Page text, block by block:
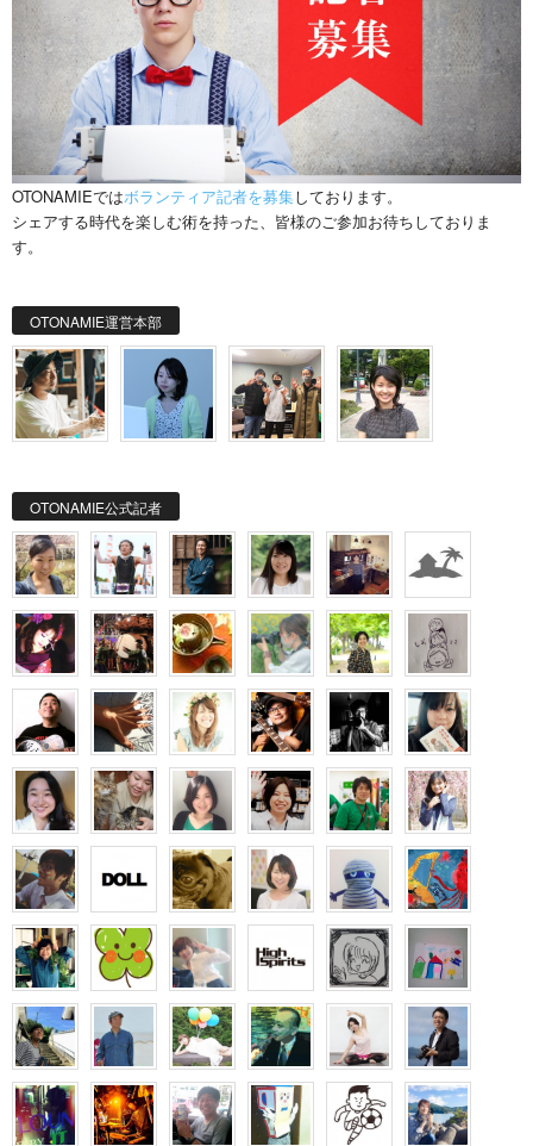
OTONAMIEではボランティア記者を募集しております。
シェアする時代を楽しむ術を持った、皆様のご参加お待ちしておりま
す。
OTONAMIE運営本部
OTONAMIE公式記者